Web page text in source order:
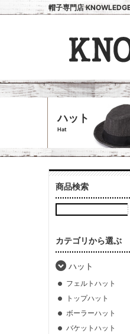
帽子専門店
ハット
Hat
商品検索
カテゴリから選ぶ
ハット
フェルトハット
トップハット
ボーラーハット
バケットハット